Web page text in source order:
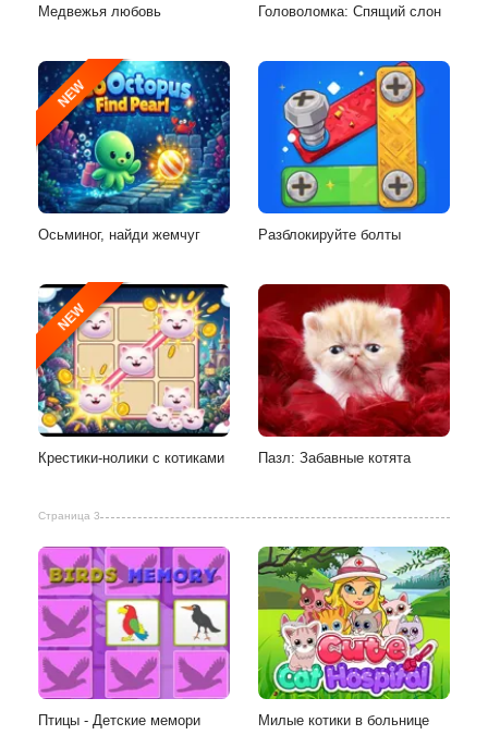
Медвежья любовь Головоломка: Спящий слон
NEW
Осьминог, найди жемчуг Разблокируйте болты
NEW
Крестики-нолики с котиками Пазл: Забавные котята
Страница 3
Птицы - Детские мемори Милые котики в больнице